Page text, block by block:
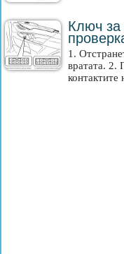
Ключ за
1.
вратата. 2.
контактите